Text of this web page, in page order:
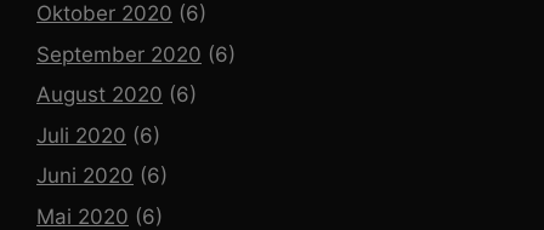
Oktober 2020 (6)
September 2020 (6)
August 2020 (6)
Juli 2020 (6)
Juni 2020 (6)
Mai 2020 (6)